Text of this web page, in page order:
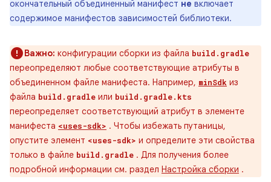
окончательный объединенный манифест не включает
содержимое манифестов зависимостей библиотеки.
Важно: конфигурации сборки из файла build.gradle
переопределяют любые соответствующие атрибуты в
объединенном файле манифеста. Например, minSdk из
файла build.gradle или build.gradle.kts
переопределяет соответствующий атрибут в элементе
манифеста <uses-sdk> . Чтобы избежать путаницы,
опустите элемент <uses-sdk> и определите эти свойства
только в файле build.gradle . Для получения более
подробной информации см. раздел Настройка сборки .